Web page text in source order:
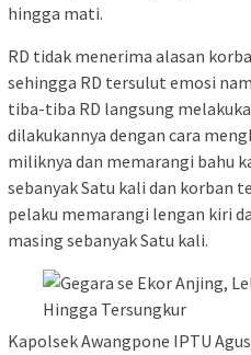
hingga mati.
RD tidak menerima alasan
sehingga RD tersulut emosi
tiba-tiba RD langsung
dilakukannya dengan cara
miliknya dan memarangi bahu
sebanyak Satu kali dan korban
pelaku memarangi lengan kiri
masing sebanyak Satu kali.
Kapolsek Awangpone IPTU